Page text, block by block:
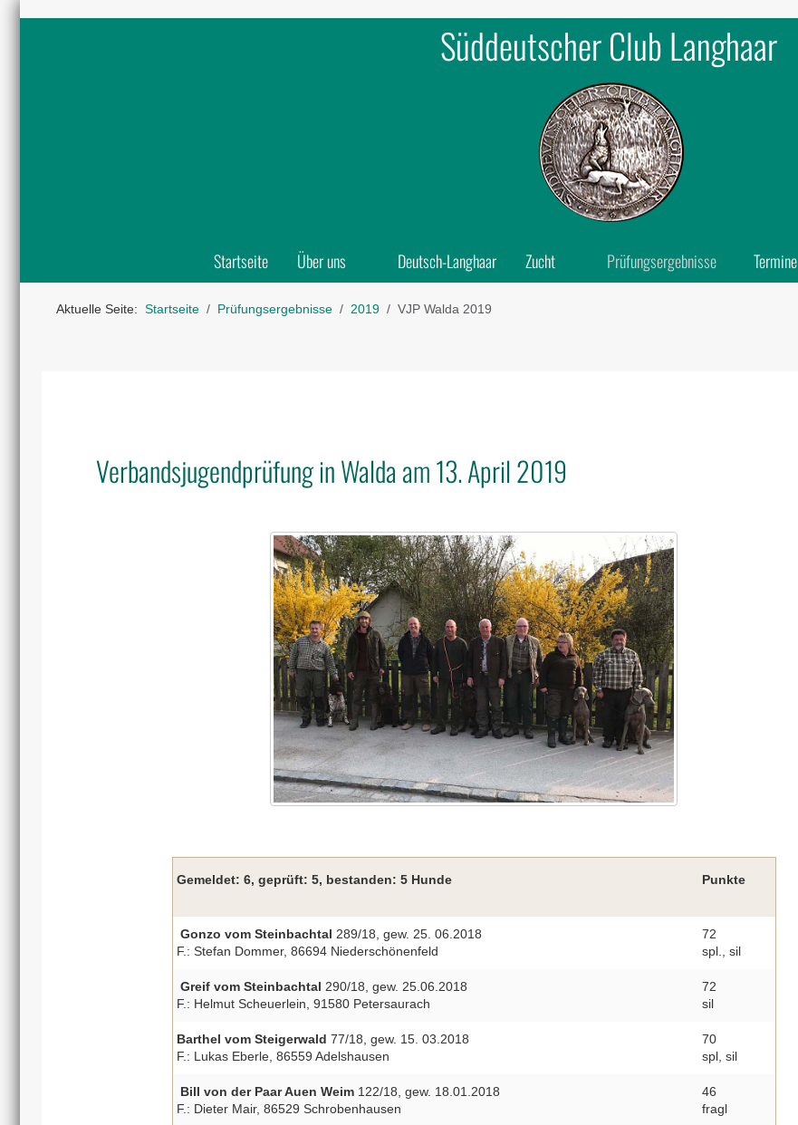
Süddeutscher Club Langhaar
Startseite Über uns Deutsch-Langhaar Zucht Prüfungsergebnisse Termine
Aktuelle Seite: Startseite Prüfungsergebnisse 2019 VJP Walda 2019
Verbandsjugendprüfung in Walda am 13. April 2019
Gemeldet: 6, geprüft: 5, bestanden: 5 Hunde Punkte
Gonzo vom Steinbachtal 289/18, gew. 25. 06.2018
F.: Stefan Dommer, 86694 Niederschönenfeld
72
spl., sil
Greif vom Steinbachtal 290/18, gew. 25.06.2018
F.: Helmut Scheuerlein, 91580 Petersaurach
72
sil
Barthel vom Steigerwald 77/18, gew. 15. 03.2018
F.: Lukas Eberle, 86559 Adelshausen
70
spl, sil
Bill von der Paar Auen Weim122/18, gew. 18.01.2018
F.: Dieter Mair, 86529 Schrobenhausen
46
fragl